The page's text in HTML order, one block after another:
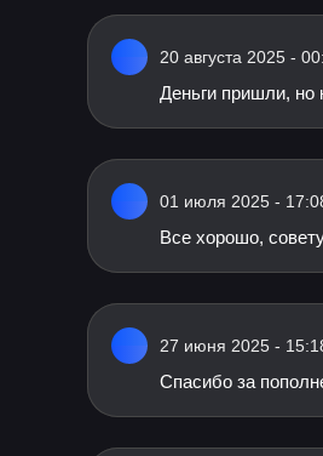
20 августа 2025 -
Деньги пришли, но
01 июля 2025 -
Все хорошо,
27 июня 2025 -
Спасибо за